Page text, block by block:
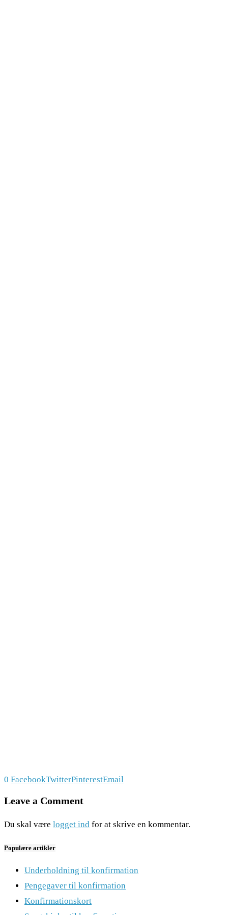
0 FacebookTwitterPinterestEmail
Leave a Comment
Du skal være logget ind for at skrive en kommentar.
Populære artikler
Underholdning til konfirmation
Pengegaver til konfirmation
Konfirmationskort